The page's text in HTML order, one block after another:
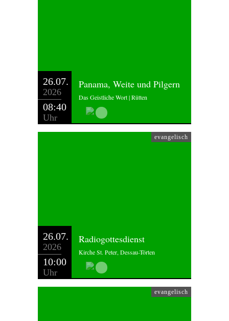
26.07.
2026
08:40
Uhr
Panama, Weite und Pilgern
Das Geistliche Wort | Rütten
evangelisch
26.07.
2026
10:00
Uhr
Radiogottesdienst
Kirche St. Peter, Dessau-Törten
evangelisch